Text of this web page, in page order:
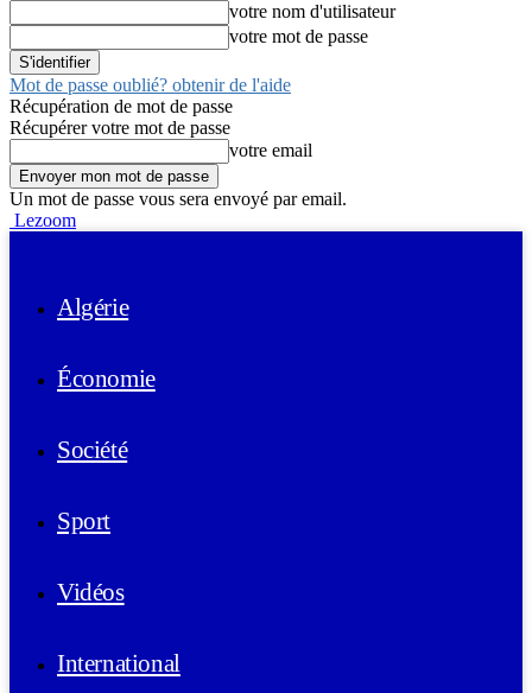
votre nom d'utilisateur
votre mot de passe
Mot de passe oublié? obtenir de l'aide
Récupération de mot de passe
Récupérer votre mot de passe
votre email
Un mot de passe vous sera envoyé par email.
Lezoom
Algérie
Économie
Société
Sport
Vidéos
International